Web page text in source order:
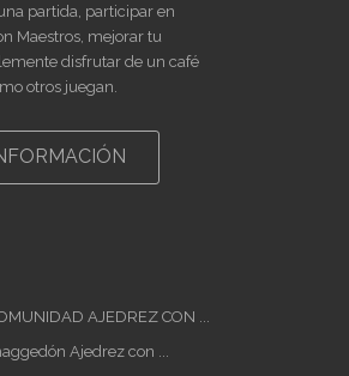
partida, participar en
Maestros, mejorar tu
disfrutar de un café
otros juegan.
AJEDREZ CON ...
Ajedrez con ...